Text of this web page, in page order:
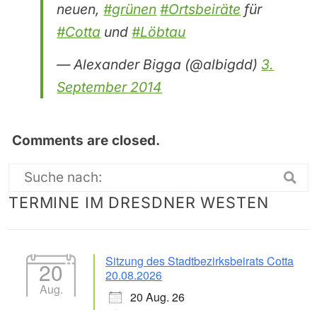
neuen,#grünen #Ortsbeiräte für
#Cotta und#Löbtau
— Alexander Bigga (@albigdd) 3.
September 2014
Comments are closed.
Suche
nach:
TERMINE IM DRESDNER WESTEN
20
Aug.
Sitzung des Stadtbezirksbeirats Cotta
20.08.2026
20 Aug. 26